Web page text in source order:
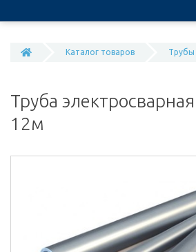
Каталог товаров Трубы
Труба
12м